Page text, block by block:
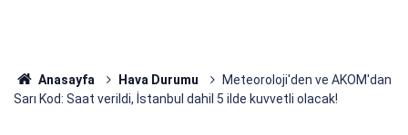
Anasayfa Hava Durumu
Meteoroloji'den ve AKOM'dan
Sarı Kod: Saat verildi, İstanbul dahil 5 ilde kuvvetli olacak!